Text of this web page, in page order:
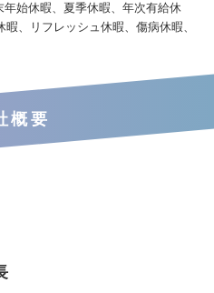
始休暇、夏季休暇、年次有給休
、リフレッシュ休暇、傷病休暇、
概要